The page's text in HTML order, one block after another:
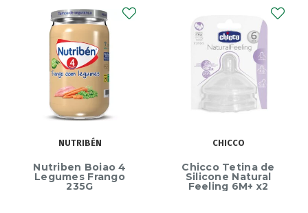
NUTRIBÉN
Nutriben Boiao 4
Legumes Frango
235G
CHICCO
Chicco Tetina de
Silicone Natural
Feeling 6M+ x2